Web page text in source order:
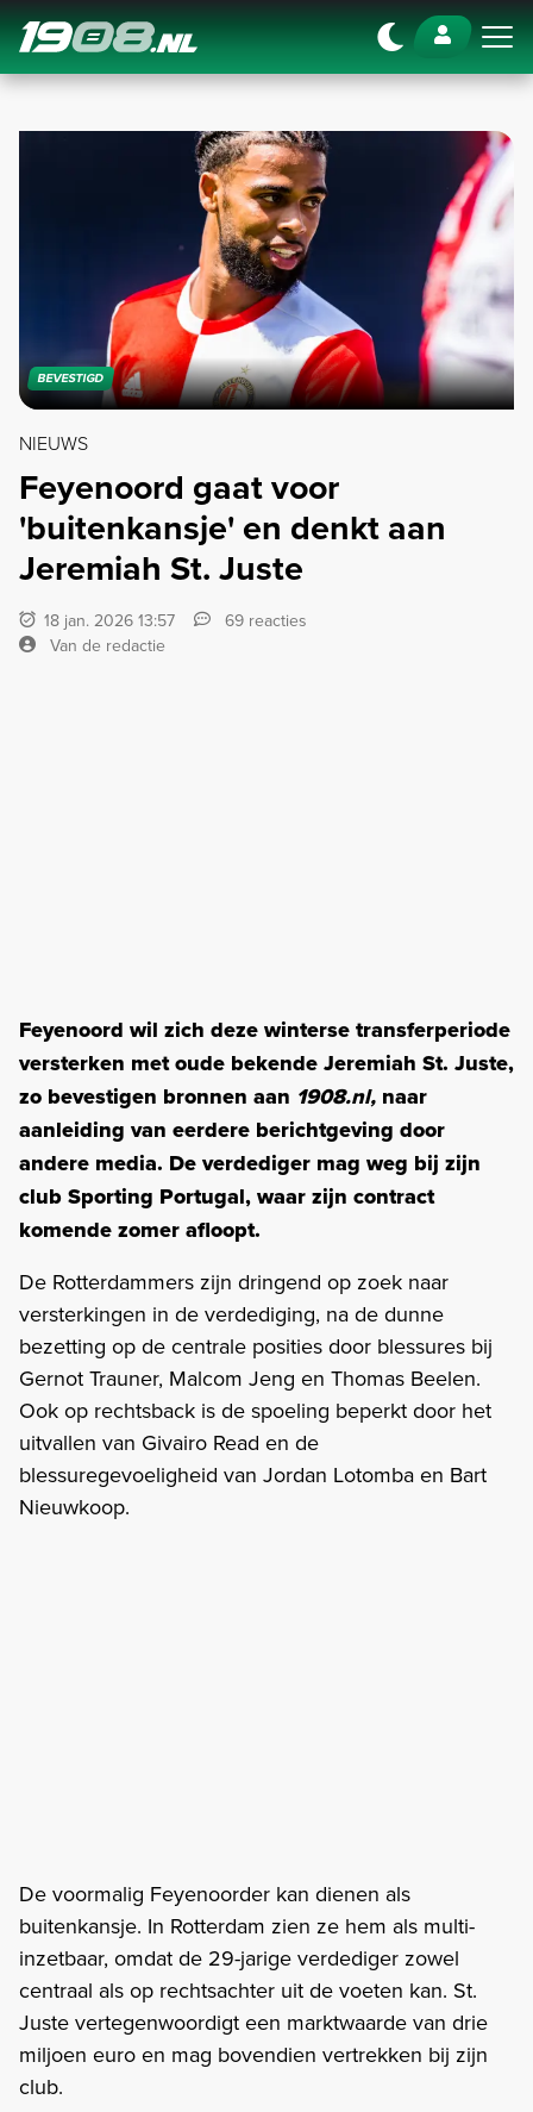
Navigation
BEVESTIGD
NIEUWS
Feyenoord gaat voor
'buitenkansje' en denkt aan
Jeremiah St. Juste
18 jan. 2026 13:57
69 reacties
Van de redactie
Feyenoord wil zich deze winterse transferperiode
versterken met oude bekende Jeremiah St. Juste,
zo bevestigen bronnen aan 1908.nl, naar
aanleiding van eerdere berichtgeving door
andere media. De verdediger mag weg bij zijn
club Sporting Portugal, waar zijn contract
komende zomer afloopt.
De Rotterdammers zijn dringend op zoek naar
versterkingen in de verdediging, na de dunne
bezetting op de centrale posities door blessures bij
Gernot Trauner, Malcom Jeng en Thomas Beelen.
Ook op rechtsback is de spoeling beperkt door het
uitvallen van Givairo Read en de
blessuregevoeligheid van Jordan Lotomba en Bart
Nieuwkoop.
De voormalig Feyenoorder kan dienen als
buitenkansje. In Rotterdam zien ze hem als multi-
inzetbaar, omdat de 29-jarige verdediger zowel
centraal als op rechtsachter uit de voeten kan. St.
Juste vertegenwoordigt een marktwaarde van drie
miljoen euro en mag bovendien vertrekken bij zijn
club.